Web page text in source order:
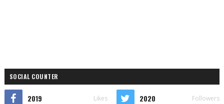
SOCIAL COUNTER
2019 Likes 2020 Followers